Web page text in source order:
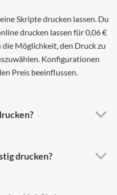
Skripte drucken lassen. Du
drucken lassen für 0,06 €
Möglichkeit, den Druck zu
Konfigurationen
Preis beeinflussen.
drucken?